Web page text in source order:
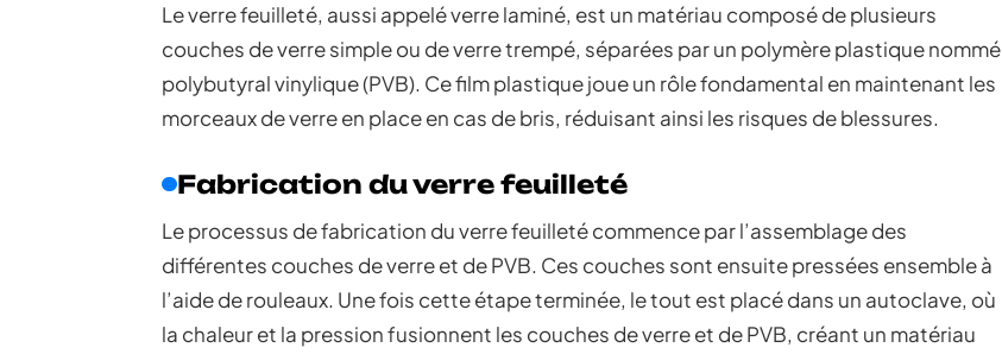
Le verre feuilleté, aussi appelé verre laminé, est un matériau composé de plusieurs
couches de verre simple ou de verre trempé, séparées par un polymère plastique nommé
polybutyral vinylique (PVB). Ce film plastique joue un rôle fondamental en maintenant les
morceaux de verre en place en cas de bris, réduisant ainsi les risques de blessures.
Fabrication du verre feuilleté
Le processus de fabrication du verre feuilleté commence par l’assemblage des
différentes couches de verre et de PVB. Ces couches sont ensuite pressées ensemble à
l’aide de rouleaux. Une fois cette étape terminée, le tout est placé dans un autoclave, où
la chaleur et la pression fusionnent les couches de verre et de PVB, créant un matériau